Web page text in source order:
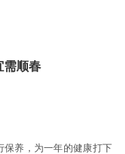
需顺春
保养，为一年的健康打下